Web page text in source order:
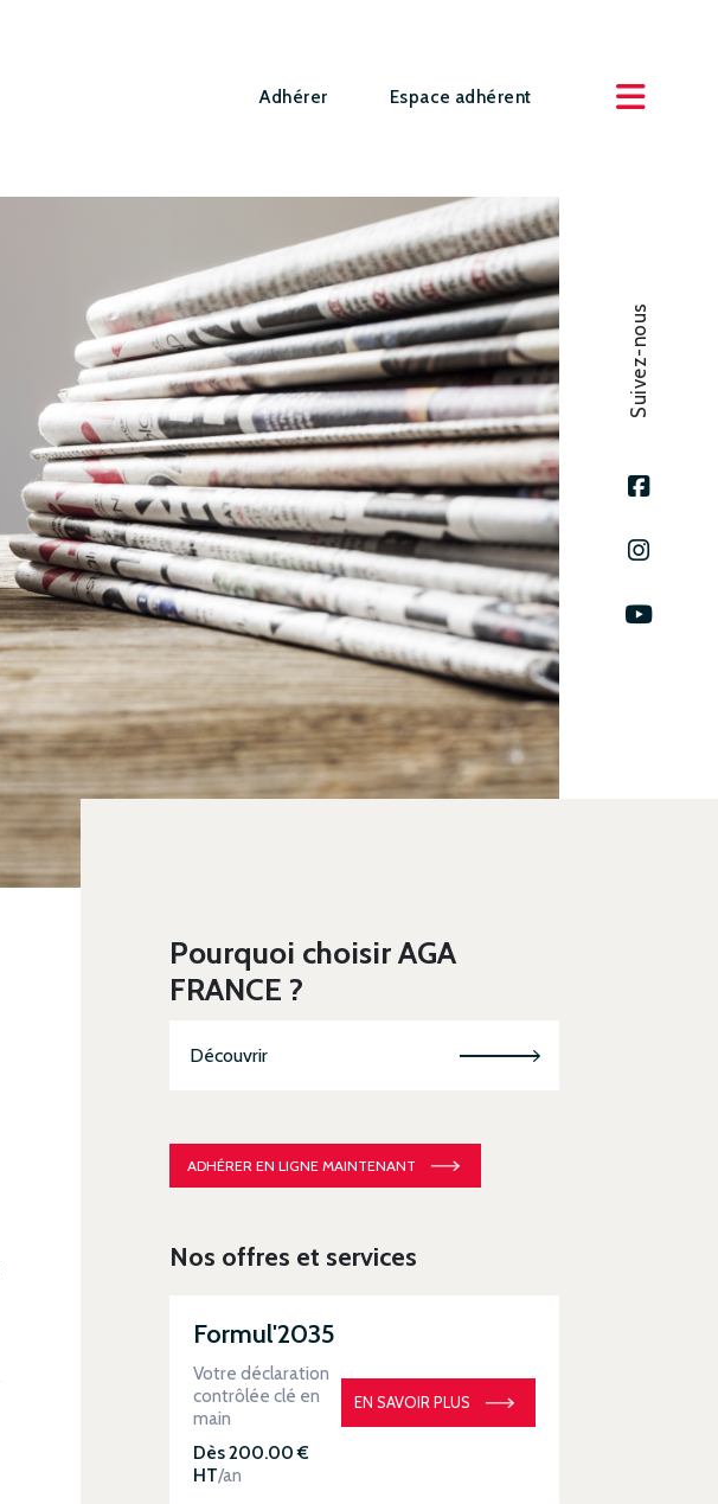
Adhérer Espace adhérent
Suivez-nous
Pourquoi choisir AGA
FRANCE ?
Découvrir
ADHÉRER EN LIGNE MAINTENANT
Nos offres et services
Formul'2035
Votre déclaration
contrôlée clé en
main
Dès 200.00 €
HT/an
EN SAVOIR PLUS